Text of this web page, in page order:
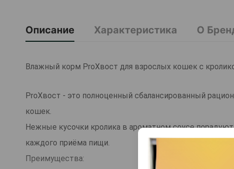
Описание Характеристика О
Влажный корм ProХвост для взрослых кошек с
ProХвост - это полноценный сбалансированный
кошек.
Нежные кусочки кролика в ароматном соусе
каждого приёма пищи.
Преимущества: